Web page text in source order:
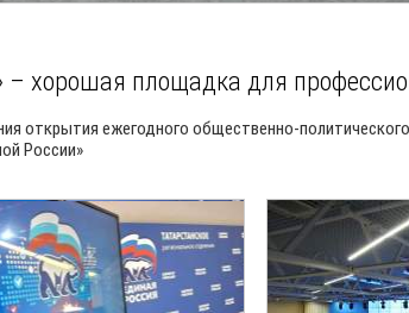
хорошая площадка для
открытия ежегодного общественно-
России»